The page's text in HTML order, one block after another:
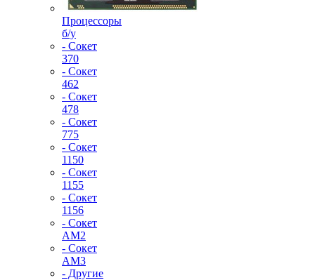
Процессоры
б/у
- Сокет
370
- Сокет
462
- Сокет
478
- Сокет
775
- Сокет
1150
- Сокет
1155
- Сокет
1156
- Сокет
AM2
- Сокет
AM3
- Другие